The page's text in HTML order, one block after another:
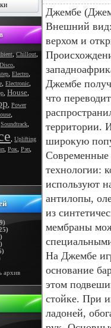
, Chillout,
Disco,
, Electro,
, Electronic,
, House,
, Power
,
Soundtrack,
, Uplifting
, Рок, Рэп,
архив
Джембе
Внешний
верхом и
Джембе
что
территории.
широкую
Современные
технологии:
используют
антилопы,
из
мембраны
На Джембе
основание
этом
стойке. При
ладоней,